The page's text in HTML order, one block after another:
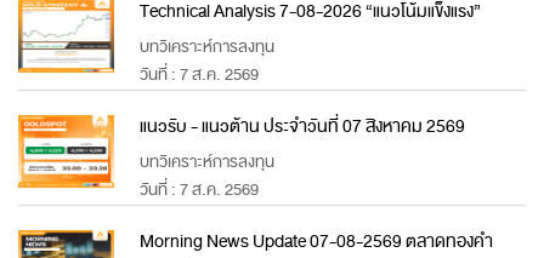
Technical Analysis 7-08-2026 “แนวโน้มแข็งแรง”
บทวิเคราะห์การลงทุน
วันที่ : 7 ส.ค. 2569
แนวรับ - แนวต้าน ประจำวันที่ 07 สิงหาคม 2569
บทวิเคราะห์การลงทุน
วันที่ : 7 ส.ค. 2569
Morning News Update 07-08-2569 ตลาดทองคำ